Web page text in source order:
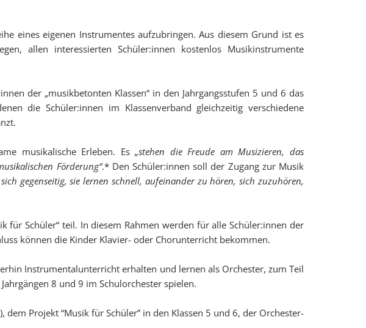
eines eigenen Instrumentes aufzubringen. Aus diesem Grund ist es
allen interessierten Schüler:innen kostenlos Musikinstrumente
der „musikbetonten Klassen“ in den Jahrgangsstufen 5 und 6 das
die Schüler:innen im Klassenverband gleichzeitig verschiedene
musikalische Erleben. Es„stehen die Freude am Musizieren, das
Förderung“.* Den Schüler:innen soll der Zugang zur Musik
gegenseitig, sie lernen schnell, aufeinander zu hören, sich zuzuhören,
Schüler“ teil. In diesem Rahmen werden für alle Schüler:innen der
können die Kinder Klavier- oder Chorunterricht bekommen.
Instrumentalunterricht erhalten und lernen als Orchester, zum Teil
8 und 9 im Schulorchester spielen.
Projekt “Musik für Schüler” in den Klassen 5 und 6, der Orchester-